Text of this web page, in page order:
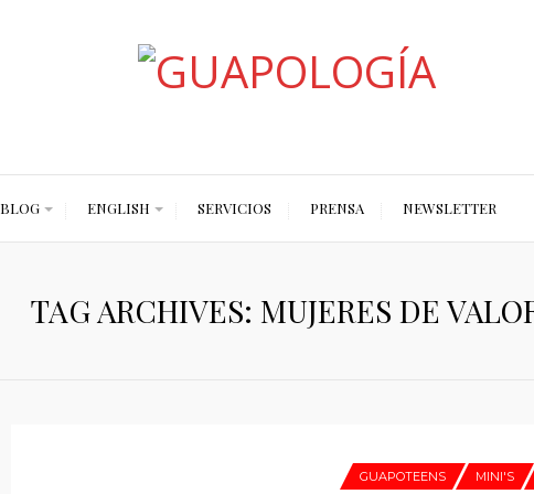
BLOG ENGLISH SERVICIOS PRENSA NEWSLETTER
TAG ARCHIVES: MUJERES DE
GUAPOTEENS MINI'S